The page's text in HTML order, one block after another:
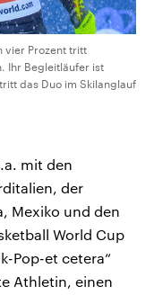
vier Prozent tritt
Ihr Begleitläufer ist
das Duo im Skilanglauf
mit den
der
Mexiko und den
World Cup
Pop-et cetera“
Athletin, einen